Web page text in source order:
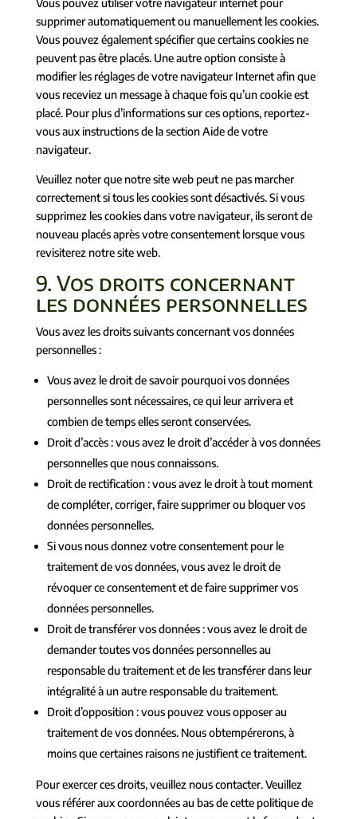
Vous pouvez utiliser votre navigateur internet pour
supprimer automatiquement ou manuellement les cookies.
Vous pouvez également spécifier que certains cookies ne
peuvent pas être placés. Une autre option consiste à
modifier les réglages de votre navigateur Internet afin que
vous receviez un message à chaque fois qu’un cookie est
placé. Pour plus d’informations sur ces options, reportez-
vous aux instructions de la section Aide de votre
navigateur.
Veuillez noter que notre site web peut ne pas marcher
correctement si tous les cookies sont désactivés. Si vous
supprimez les cookies dans votre navigateur, ils seront de
nouveau placés après votre consentement lorsque vous
revisiterez notre site web.
9. Vos droits concernant
les données personnelles
Vous avez les droits suivants concernant vos données
personnelles :
Vous avez le droit de savoir pourquoi vos données
personnelles sont nécessaires, ce qui leur arrivera et
combien de temps elles seront conservées.
Droit d’accès : vous avez le droit d’accéder à vos données
personnelles que nous connaissons.
Droit de rectification : vous avez le droit à tout moment
de compléter, corriger, faire supprimer ou bloquer vos
données personnelles.
Si vous nous donnez votre consentement pour le
traitement de vos données, vous avez le droit de
révoquer ce consentement et de faire supprimer vos
données personnelles.
Droit de transférer vos données : vous avez le droit de
demander toutes vos données personnelles au
responsable du traitement et de les transférer dans leur
intégralité à un autre responsable du traitement.
Droit d’opposition : vous pouvez vous opposer au
traitement de vos données. Nous obtempérerons, à
moins que certaines raisons ne justifient ce traitement.
Pour exercer ces droits, veuillez nous contacter. Veuillez
vous référer aux coordonnées au bas de cette politique de